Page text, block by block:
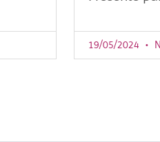
19/05/2024